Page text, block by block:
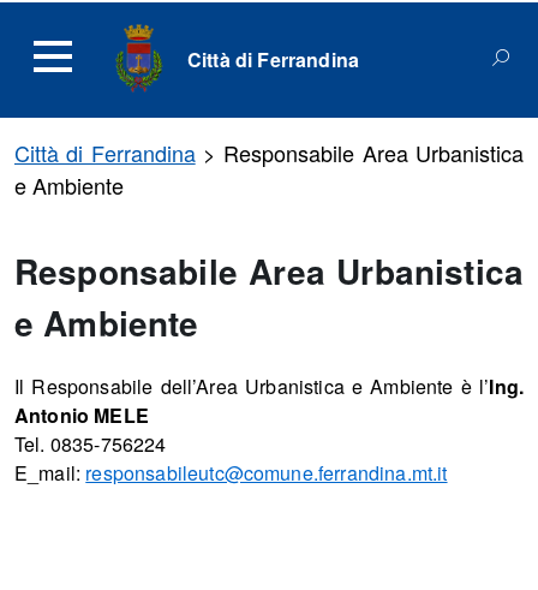
Città di Ferrandina
Città di Ferrandina> Responsabile Area Urbanistica
e Ambiente
Responsabile Area Urbanistica
e Ambiente
Il Responsabile dell’Area Urbanistica e Ambiente è l’Ing.
Antonio MELE
Tel. 0835-756224
E_mail: responsabileutc@comune.ferrandina.mt.it